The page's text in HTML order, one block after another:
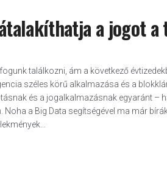
a jogot a
találkozni, ám a következő
széles körű alkalmazása és a
és a jogalkalmazásnak egyaránt –
a Big Data segítségével ma már